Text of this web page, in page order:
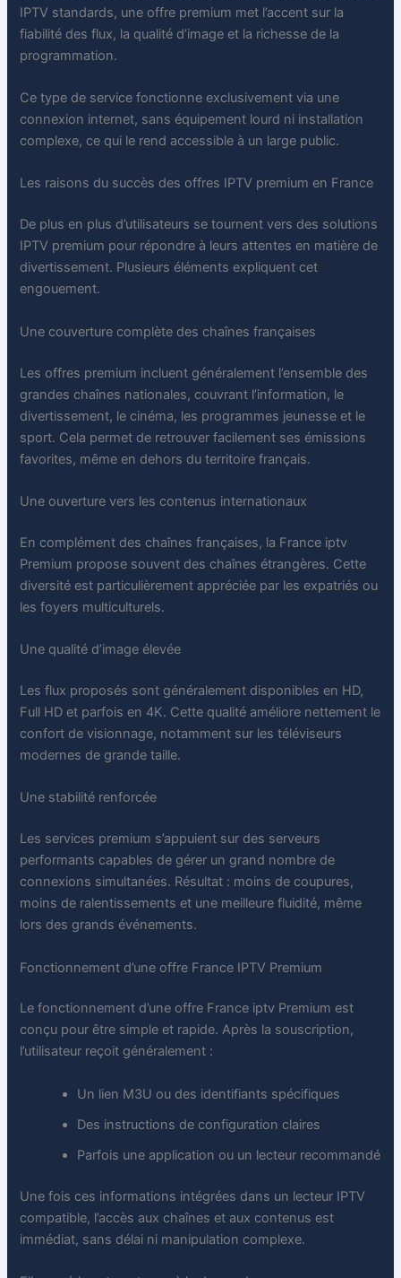
IPTV standards, une offre premium met l’accent sur la
fiabilité des flux, la qualité d’image et la richesse de la
programmation.
Ce type de service fonctionne exclusivement via une
connexion internet, sans équipement lourd ni installation
complexe, ce qui le rend accessible à un large public.
Les raisons du succès des offres IPTV premium en France
De plus en plus d’utilisateurs se tournent vers des solutions
IPTV premium pour répondre à leurs attentes en matière de
divertissement. Plusieurs éléments expliquent cet
engouement.
Une couverture complète des chaînes françaises
Les offres premium incluent généralement l’ensemble des
grandes chaînes nationales, couvrant l’information, le
divertissement, le cinéma, les programmes jeunesse et le
sport. Cela permet de retrouver facilement ses émissions
favorites, même en dehors du territoire français.
Une ouverture vers les contenus internationaux
En complément des chaînes françaises, la France iptv
Premium propose souvent des chaînes étrangères. Cette
diversité est particulièrement appréciée par les expatriés ou
les foyers multiculturels.
Une qualité d’image élevée
Les flux proposés sont généralement disponibles en HD,
Full HD et parfois en 4K. Cette qualité améliore nettement le
confort de visionnage, notamment sur les téléviseurs
modernes de grande taille.
Une stabilité renforcée
Les services premium s’appuient sur des serveurs
performants capables de gérer un grand nombre de
connexions simultanées. Résultat : moins de coupures,
moins de ralentissements et une meilleure fluidité, même
lors des grands événements.
Fonctionnement d’une offre France IPTV Premium
Le fonctionnement d’une offre France iptv Premium est
conçu pour être simple et rapide. Après la souscription,
l’utilisateur reçoit généralement :
Un lien M3U ou des identifiants spécifiques
Des instructions de configuration claires
Parfois une application ou un lecteur recommandé
Une fois ces informations intégrées dans un lecteur IPTV
compatible, l’accès aux chaînes et aux contenus est
immédiat, sans délai ni manipulation complexe.